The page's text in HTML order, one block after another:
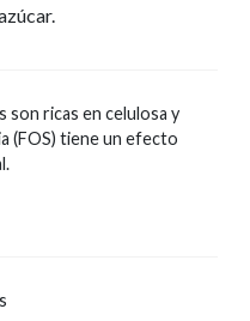
son ricas en celulosa y
(FOS) tiene un efecto